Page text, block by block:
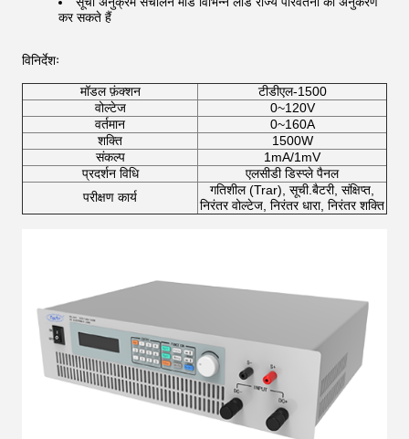
कर सकते हैं
विनिर्देशः
मॉडल फ़ंक्शन
टीडीएल-1500
वोल्टेज
0~120V
वर्तमान
0~160A
शक्ति
1500W
संकल्प
1mA/1mV
प्रदर्शन विधि
एलसीडी डिस्प्ले पैनल
परीक्षण कार्य
गतिशील (Trar), सूची.बैटरी, संक्षिप्त,
निरंतर वोल्टेज, निरंतर धारा, निरंतर शक्ति